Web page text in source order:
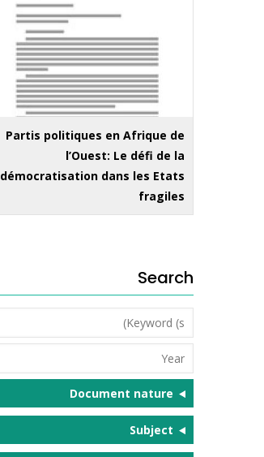
Partis politiques en Afrique de
l’Ouest: Le défi de la
démocratisation dans les Etats
fragiles
Search
Keyword
(s)
Year
Document nature
Subject